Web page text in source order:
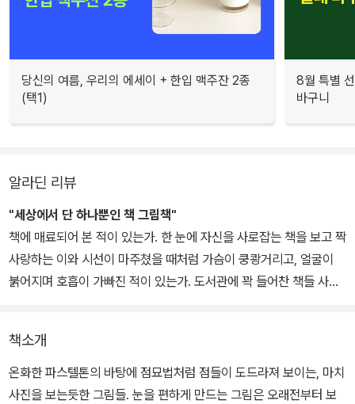
당신의 여름, 우리의 에세이 + 한입 맥주잔 2종
(택1)
8월 특별
바구니
알라딘 리뷰
"세상에서 단 하나뿐인 책 그림책"
책에 매료되어 본 적이 있는가. 한 눈에 자신을 사로잡는 책을 보고 짝
사랑하는 이와 시선이 마주쳤을 때처럼 가슴이 쿵쾅거리고, 얼굴이
붉어지며 호흡이 가빠진 적이 있는가. 도서관에 꽉 들어찬 책들 사이
냥 지나칠 수는 없을 것이다. 밀란 쿤테라, 미셸 투르니에, 존 버거 등
의 글과 <소피의 세계> 표지그림으로 유명한 크빈트 부흐홀츠의 그
림이 함께 어우러진 이 책은 어쩌면 그런 이들을 위한 선물일지도 모
책소개
온화한 파스텔톤의 바탕에 점묘법처럼 점들이 도드라져 보이는, 마치
사진을 보는듯한 그림들. 눈을 편하게 만드는 그림은 오래전부터 보